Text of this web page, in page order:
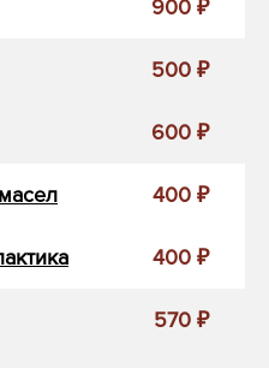
900 ₽
500 ₽
600 ₽
400 ₽
400 ₽
570 ₽